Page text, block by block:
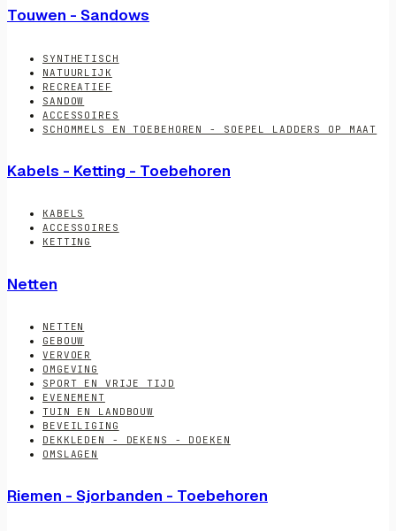
Touwen - Sandows
SYNTHETISCH
NATUURLIJK
RECREATIEF
SANDOW
ACCESSOIRES
SCHOMMELS EN TOEBEHOREN - SOEPEL LADDERS OP MAAT
Kabels - Ketting - Toebehoren
KABELS
ACCESSOIRES
KETTING
Netten
NETTEN
GEBOUW
VERVOER
OMGEVING
SPORT EN VRIJE TIJD
EVENEMENT
TUIN EN LANDBOUW
BEVEILIGING
DEKKLEDEN - DEKENS - DOEKEN
OMSLAGEN
Riemen - Sjorbanden - Toebehoren